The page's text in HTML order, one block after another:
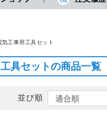
気工事用工具セット
具セットの商品一覧
並び順